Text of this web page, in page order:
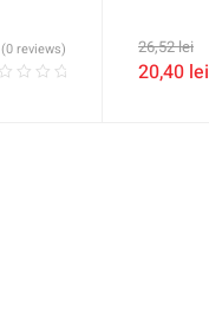
(0 reviews) 26,52lei
20,40 lei